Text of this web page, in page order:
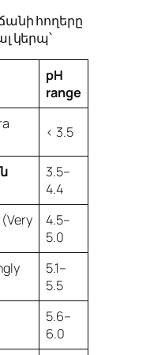
հողերը
կերպ՝
pH
range
< 3.5
3.5–
4.4
(Very
4.5–
5.0
5.1–
5.5
5.6–
6.0